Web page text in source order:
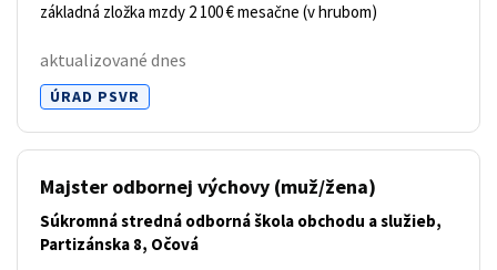
základná zložka mzdy 2 100 € mesačne (v hrubom)
aktualizované dnes
ÚRAD PSVR
Majster odbornej výchovy (muž/žena)
Súkromná stredná odborná škola obchodu a služieb,
Partizánska 8, Očová